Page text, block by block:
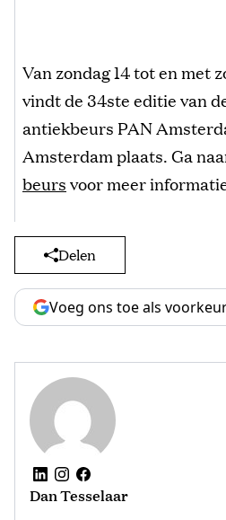
Van zondag 14 tot en met
vindt de 34ste editie van
antiekbeurs PAN
Amsterdam plaats. Ga
beursvoor meer
Delen
Voeg ons toe als
Dan Tesselaar